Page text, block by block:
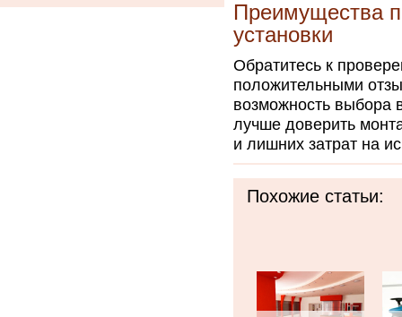
Преимущества
установки
Обратитесь к
положительными
возможность выбора
лучше доверить
и лишних затрат на
Похожие статьи: